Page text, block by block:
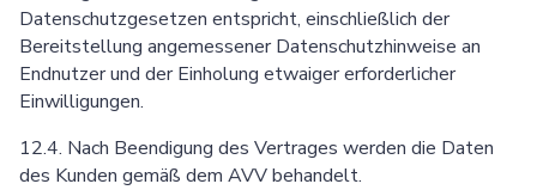
Datenschutzgesetzen entspricht, einschließlich der
Bereitstellung angemessener Datenschutzhinweise an
Endnutzer und der Einholung etwaiger erforderlicher
Einwilligungen.
12.4. Nach Beendigung des Vertrages werden die Daten
des Kunden gemäß dem AVV behandelt.